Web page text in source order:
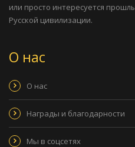
или просто интересуется
Русской цивилизации.
О нас
О нас
Награды и благодарности
Мы в соцсетях